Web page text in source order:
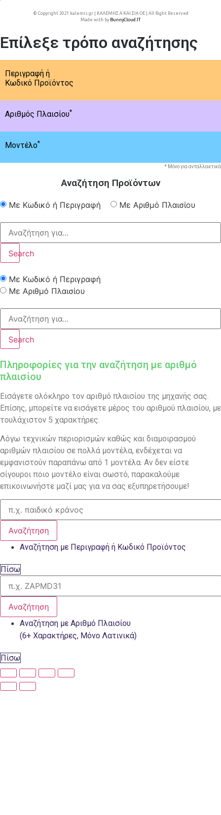
© Copyright 2021 kalemis.gr | ΚΑΛΕΜΗΣ Α ΚΑΙ ΣΙΑ ΟΕ | All Right Reserved
Made with by BunnyCloud.IT
Επίλεξε τρόπο αναζήτησης
Περιγραφή ή
Κωδικό Προϊόντος
Αριθμός Πλαισίου*
Μοντέλο*
* Μόνο για ανταλλακτικά
Αναζήτηση Προϊόντων
Με Κωδικό ή Περιγραφή Με Αριθμό Πλαισίου
Search
Με Κωδικό ή Περιγραφή
Με Αριθμό Πλαισίου
Search
Πληροφορίες για την αναζήτηση με αριθμό
πλαισίου
Εισάγετε ολόκληρο τον αριθμό πλαισίου της μηχανής σας.
Επίσης, μπορείτε να εισάγετε μέρος του αριθμού πλαισίου, με
τουλάχιστον 5 χαρακτήρες.
Λόγω τεχνικών περιορισμών καθώς και διαμοιρασμού
αριθμών πλαισίου σε πολλά μοντέλα, ενδέχεται να
εμφανιστούν παραπάνω από 1 μοντέλα. Αν δεν είστε
σίγουροι ποιο μοντέλο είναι σωστό, παρακαλούμε
επικοινωνήστε μαζί μας για να σας εξυπηρετήσουμε!
Αναζήτηση
Αναζήτηση με Περιγραφή ή Κωδικό Προϊόντος
Πίσω
Αναζήτηση
Αναζήτηση με Αριθμό Πλαισίου
(6+ Χαρακτήρες, Μόνο Λατινικά)
Πίσω